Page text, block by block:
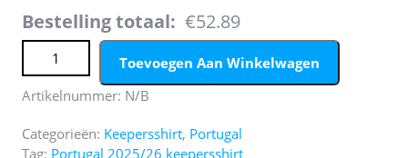
Bestelling totaal: €52.89
Goedkope Heren Portugal 2025/26 Keepersshirt Groente
met lange mouwen (+ Korte broeken) Kopen aantal
Toevoegen Aan Winkelwagen
Artikelnummer: N/B
Categorieën: Keepersshirt, Portugal
Tag: Portugal 2025/26 keepersshirt